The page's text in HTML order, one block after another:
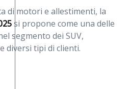
di motori e allestimenti, la
si propone come una delle
segmento dei SUV,
diversi tipi di clienti.